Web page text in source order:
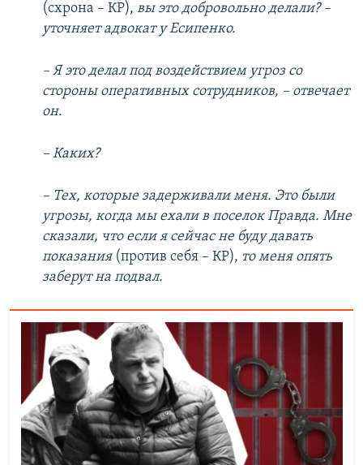
(схрона – КР), вы это добровольно делали? –
уточняет адвокат у Есипенко.
– Я это делал под воздействием угроз со
стороны оперативных сотрудников, – отвечает
он.
– Каких?
– Тех, которые задерживали меня. Это были
угрозы, когда мы ехали в поселок Правда. Мне
сказали, что если я сейчас не буду давать
показания (против себя – КР), то меня опять
заберут на подвал.